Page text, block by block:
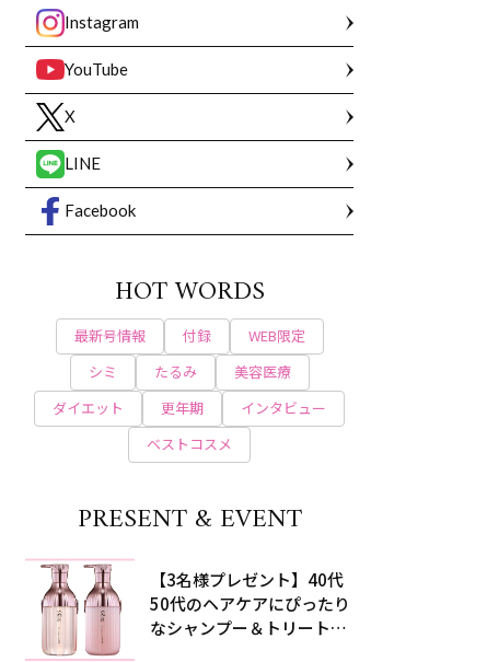
Instagram
YouTube
X
LINE
Facebook
HOT WORDS
最新号情報 付録
WEB限定
シミ
たるみ
美容医療
ダイエット
更年期
インタビュー
ベストコスメ
PRESENT & EVENT
【3名様プレゼント】40代
50代のヘアケアにぴったり
なシャンプー＆トリートメ